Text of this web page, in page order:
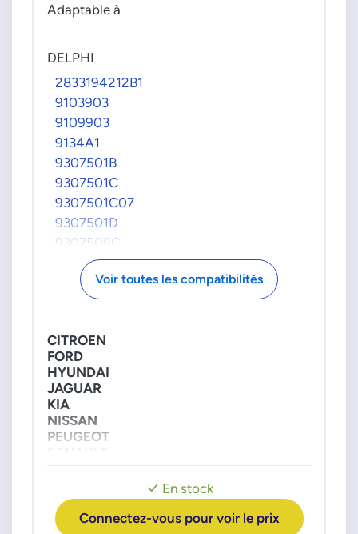
Adaptable à
DELPHI
2833194212B1
9103903
9109903
9134A1
9307501B
9307501C
9307501C07
9307501D
9307509C
9307Z5098
9307Z509B
9307Z509C
9307Z516B
9307Z523B
FORD
1132910
1134033
1214496
Voir toutes les compatibilités
En stock
Connectez-vous pour voir le prix
CITROEN
FORD
HYUNDAI
JAGUAR
KIA
NISSAN
PEUGEOT